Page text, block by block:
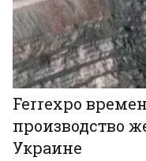
Ferrexpo
производство
Украине